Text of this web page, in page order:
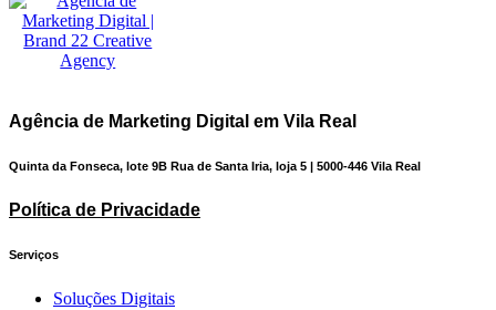
Agência de Marketing Digital em Vila Real
Quinta da Fonseca, lote 9B Rua de Santa Iria, loja 5 | 5000-446 Vila Real
Política de Privacidade
Serviços
Soluções Digitais